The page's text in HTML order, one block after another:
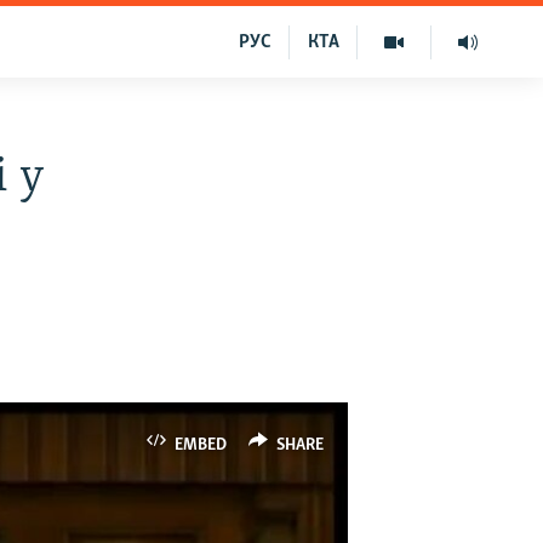
КТА
РУС
у
EMBED SHARE